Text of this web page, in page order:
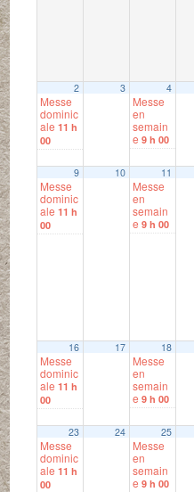
2
Messe
dominic
ale11 h
00
3 4
Messe
en
semain
e9 h 00
9
Messe
dominic
ale11 h
00
10 11
Messe
en
semain
e9 h 00
16
Messe
dominic
ale11 h
00
17 18
Messe
en
semain
e9 h 00
23
Messe
dominic
ale11 h
00
24 25
Messe
en
semain
e9 h 00